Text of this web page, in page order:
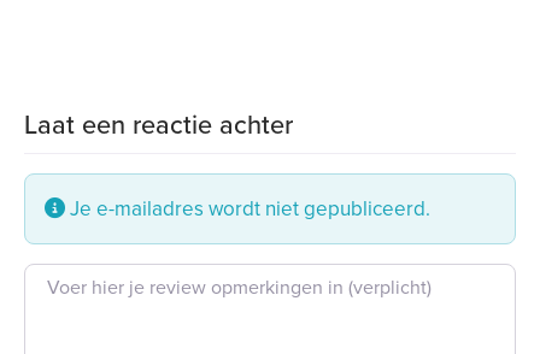
Laat een reactie achter
Je e-mailadres wordt niet gepubliceerd.
Beoordeling tekst